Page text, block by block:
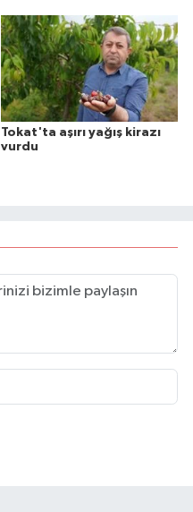
Tokat'ta aşırı yağış kirazı
vurdu